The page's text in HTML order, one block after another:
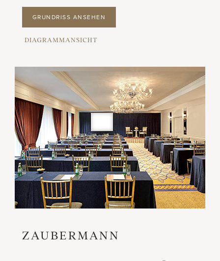
GRUNDRISS ANSEHEN
DIAGRAMMANSICHT
ZAUBERMANN